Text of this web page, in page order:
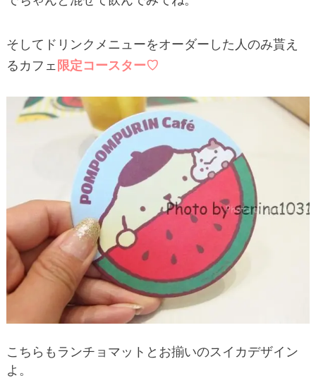
そしてドリンクメニューをオーダーした人のみ貰え
るカフェ 限定コースター♡
こちらもランチョマットとお揃いのスイカデザイン
よ。